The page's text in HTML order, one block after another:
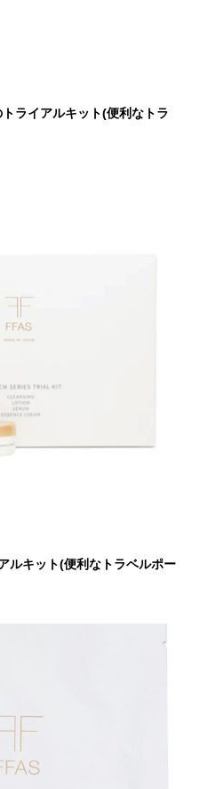
ライアルキット(便利なトラ
ルキット(便利なトラベルポー